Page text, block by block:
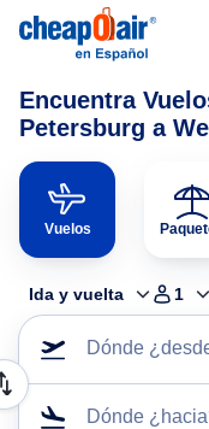
Encuentra
Petersburg a
Vuelos
Ida y vuelta 1
Dónde
Dónde